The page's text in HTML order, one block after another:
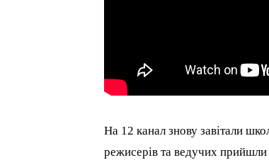
На 12 канал знову завітали
режисерів та ведучих